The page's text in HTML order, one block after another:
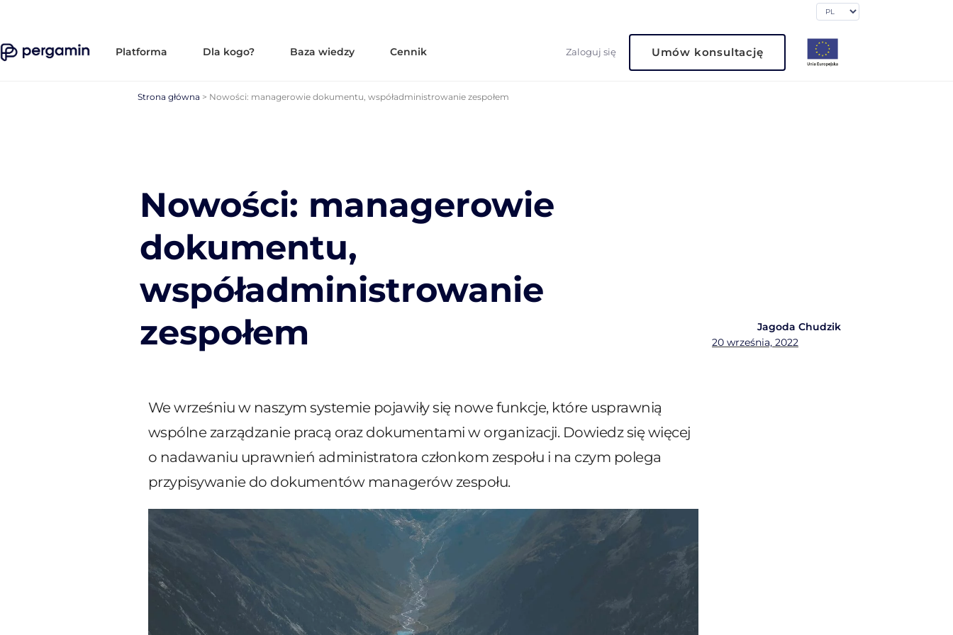
Platforma Dla kogo? Baza wiedzy Cennik Zaloguj się Umów konsultację
Strona główna > Nowości: managerowie dokumentu, współadministrowanie zespołem
Nowości: managerowie
dokumentu,
współadministrowanie
zespołem
Jagoda Chudzik
20 września, 2022
We wrześniu w naszym systemie pojawiły się nowe funkcje, które usprawnią
wspólne zarządzanie pracą oraz dokumentami w organizacji. Dowiedz się więcej
o nadawaniu uprawnień administratora członkom zespołu i na czym polega
przypisywanie do dokumentów managerów zespołu.